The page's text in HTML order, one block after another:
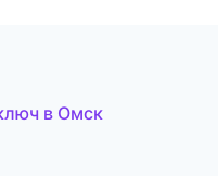
в Омск